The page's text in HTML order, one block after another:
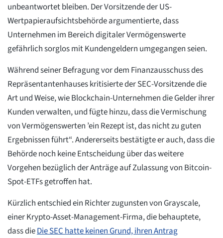
unbeantwortet bleiben. Der Vorsitzende der US-
Wertpapieraufsichtsbehörde argumentierte, dass
Unternehmen im Bereich digitaler Vermögenswerte
gefährlich sorglos mit Kundengeldern umgegangen seien.
Während seiner Befragung vor dem Finanzausschuss des
Repräsentantenhauses kritisierte der SEC-Vorsitzende die
Art und Weise, wie Blockchain-Unternehmen die Gelder ihrer
Kunden verwalten, und fügte hinzu, dass die Vermischung
von Vermögenswerten ’ein Rezept ist, das nicht zu guten
Ergebnissen führt“. Andererseits bestätigte er auch, dass die
Behörde noch keine Entscheidung über das weitere
Vorgehen bezüglich der Anträge auf Zulassung von Bitcoin-
Spot-ETFs getroffen hat.
Kürzlich entschied ein Richter zugunsten von Grayscale,
einer Krypto-Asset-Management-Firma, die behauptete,
dass dieDie SEC hatte keinen Grund, ihren Antrag